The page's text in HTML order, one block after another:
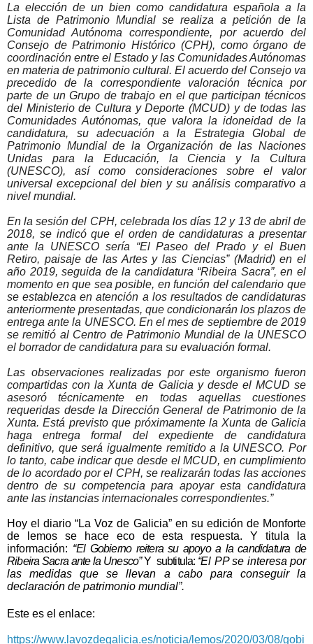
La elección de un bien como candidatura española a la
Lista de Patrimonio Mundial se realiza a petición de la
Comunidad Autónoma correspondiente, por acuerdo del
Consejo de Patrimonio Histórico (CPH), como órgano de
coordinación entre el Estado y las Comunidades Autónomas
en materia de patrimonio cultural. El acuerdo del Consejo va
precedido de la correspondiente valoración técnica por
parte de un Grupo de trabajo en el que participan técnicos
del Ministerio de Cultura y Deporte (MCUD) y de todas las
Comunidades Autónomas, que valora la idoneidad de la
candidatura, su adecuación a la Estrategia Global de
Patrimonio Mundial de la Organización de las Naciones
Unidas para la Educación, la Ciencia y la Cultura
(UNESCO), así como consideraciones sobre el valor
universal excepcional del bien y su análisis comparativo a
nivel mundial.
En la sesión del CPH, celebrada los días 12 y 13 de abril de
2018, se indicó que el orden de candidaturas a presentar
ante la UNESCO sería “El Paseo del Prado y el Buen
Retiro, paisaje de las Artes y las Ciencias” (Madrid) en el
año 2019, seguida de la candidatura “Ribeira Sacra”, en el
momento en que sea posible, en función del calendario que
se establezca en atención a los resultados de candidaturas
anteriormente presentadas, que condicionarán los plazos de
entrega ante la UNESCO. En el mes de septiembre de 2019
se remitió al Centro de Patrimonio Mundial de la UNESCO
el borrador de candidatura para su evaluación formal.
Las observaciones realizadas por este organismo fueron
compartidas con la Xunta de Galicia y desde el MCUD se
asesoró técnicamente en todas aquellas cuestiones
requeridas desde la Dirección General de Patrimonio de la
Xunta. Está previsto que próximamente la Xunta de Galicia
haga entrega formal del expediente de candidatura
definitivo, que será igualmente remitido a la UNESCO. Por
lo tanto, cabe indicar que desde el MCUD, en cumplimiento
de lo acordado por el CPH, se realizarán todas las acciones
dentro de su competencia para apoyar esta candidatura
ante las instancias internacionales correspondientes.”
Hoy el diario “La Voz de Galicia” en su edición de Monforte
de lemos se hace eco de esta respuesta. Y titula la
información: “El Gobierno reitera su apoyo a la candidatura de
Ribeira Sacra ante la Unesco”Y subtitula: “El PP se interesa por
las medidas que se llevan a cabo para conseguir la
declaración de patrimonio mundial”.
Este es el enlace:
https://www.lavozdegalicia.es/noticia/lemos/2020/03/08/gobi